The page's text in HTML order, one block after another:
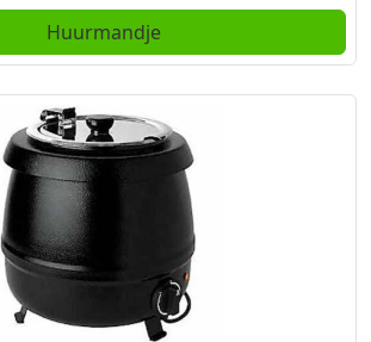
Huurmandje